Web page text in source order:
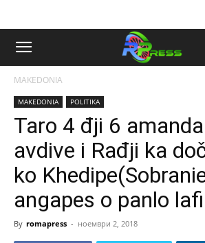
MAKEDONIA
MAKEDONIA POLITIKA
Taro 4 đji 6
avdive i Rađji ka
ko
angapes o panlo lafi
By romapress - ноември 2, 2018